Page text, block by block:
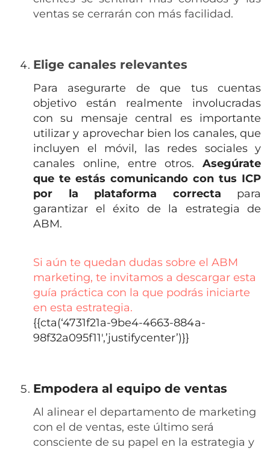
ventas se cerrarán con más facilidad.
Elige canales relevantes
Para asegurarte de que tus cuentas
objetivo están realmente involucradas
con su mensaje central es importante
utilizar y aprovechar bien los canales, que
incluyen el móvil, las redes sociales y
canales online, entre otros. Asegúrate
que te estás comunicando con tus ICP
por la plataforma correcta para
garantizar el éxito de la estrategia de
ABM.
Si aún te quedan dudas sobre el ABM
marketing, te invitamos a descargar esta
guía práctica con la que podrás iniciarte
en esta estrategia.
{{cta(‘4731f21a-9be4-4663-884a-
98f32a095f11′,’justifycenter’)}}
Empodera al equipo de ventas
Al alinear el departamento de marketing
con el de ventas, este último será
consciente de su papel en la estrategia y